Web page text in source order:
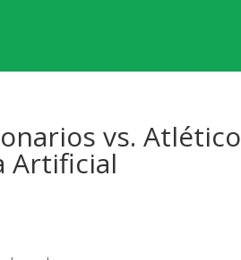
vs. Atlético
Artificial